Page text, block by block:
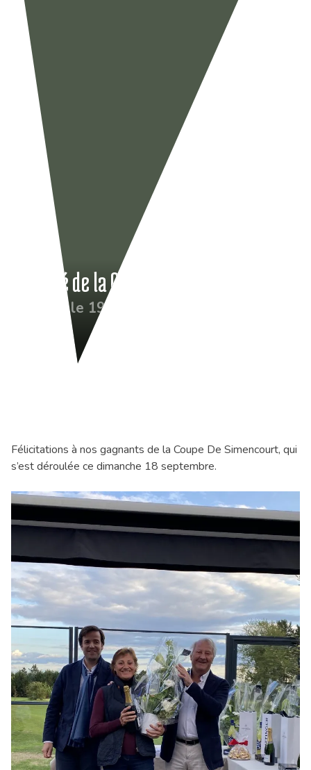
Résumé de la Coupe De Simencourt
Publié le 19 Sep 2022
Félicitations à nos gagnants de la Coupe De Simencourt, qui
s’est déroulée ce dimanche 18 septembre.